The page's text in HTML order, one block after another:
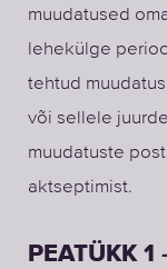
muudatused
lehekülge
tehtud
või sellele
muudatuste
aktseptimist.
PEATÜKK 1